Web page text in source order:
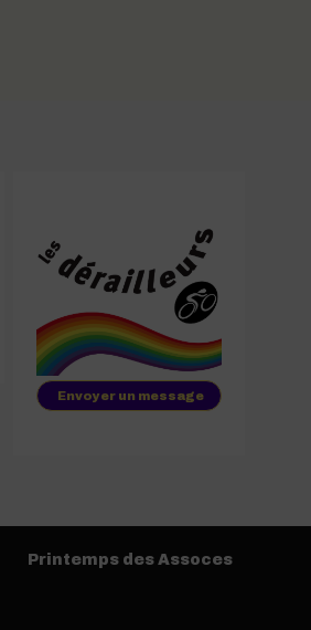
Envoyer un message
Printemps des Assoces